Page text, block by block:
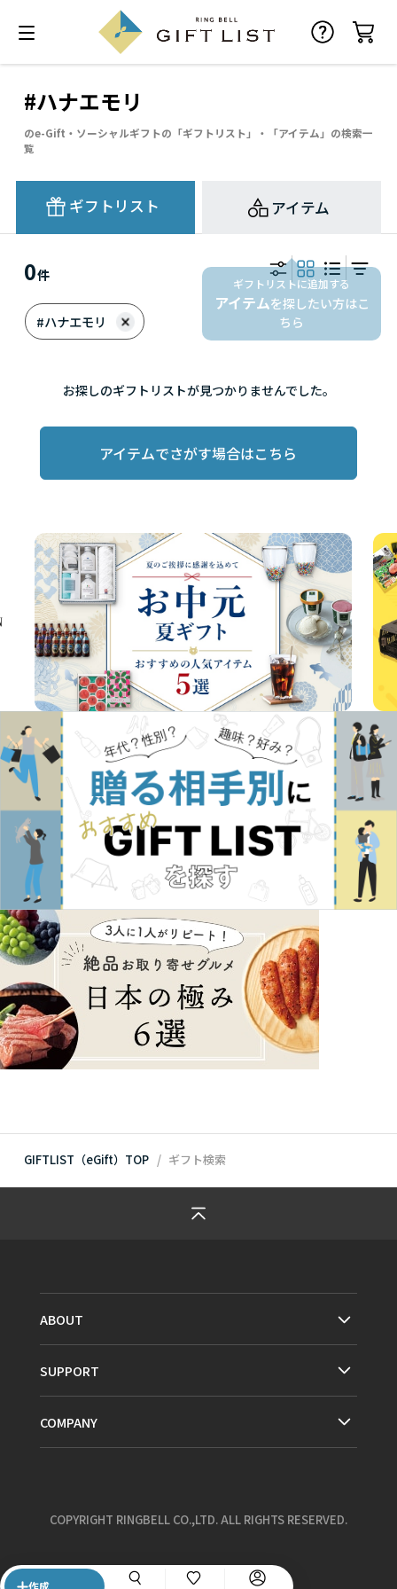
#ハナエモリ
のe-Gift・ソーシャルギフトの「ギフトリスト」・「アイテム」の検索一
覧
ギフトリスト アイテム
ギフトリストに追加する
アイテムを探したい方はこ
ちら
0件
#ハナエモリ
お探しのギフトリストが見つかりませんでした。
アイテムでさがす場合はこちら
GIFTLIST（eGift）TOP ギフト検索
ABOUT
SUPPORT
COMPANY
COPYRIGHT RINGBELL CO.,LTD. ALL RIGHTS RESERVED.
作成